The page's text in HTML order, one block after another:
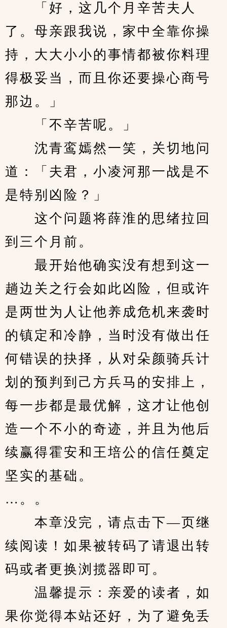
「好，这几个月辛苦夫人
了。母亲跟我说，家中全靠你操
持，大大小小的事情都被你料理
得极妥当，而且你还要操心商号
那边。」
「不辛苦呢。」
沈青鸾嫣然一笑，关切地问
道：「夫君，小凌河那一战是不
是特别凶险？」
这个问题将薛淮的思绪拉回
到三个月前。
最开始他确实没有想到这一
趟边关之行会如此凶险，但或许
是两世为人让他养成危机来袭时
的镇定和冷静，当时没有做出任
何错误的抉择，从对朵颜骑兵计
划的预判到己方兵马的安排上，
每一步都是最优解，这才让他创
造一个不小的奇迹，并且为他后
续赢得霍安和王培公的信任奠定
坚实的基础。
…。。
本章没完，请点击下—页继
续阅读！如果被转码了请退出转
码或者更换浏揽器即可。
温馨提示：亲爱的读者，如
果你觉得本站还好，为了避免丢